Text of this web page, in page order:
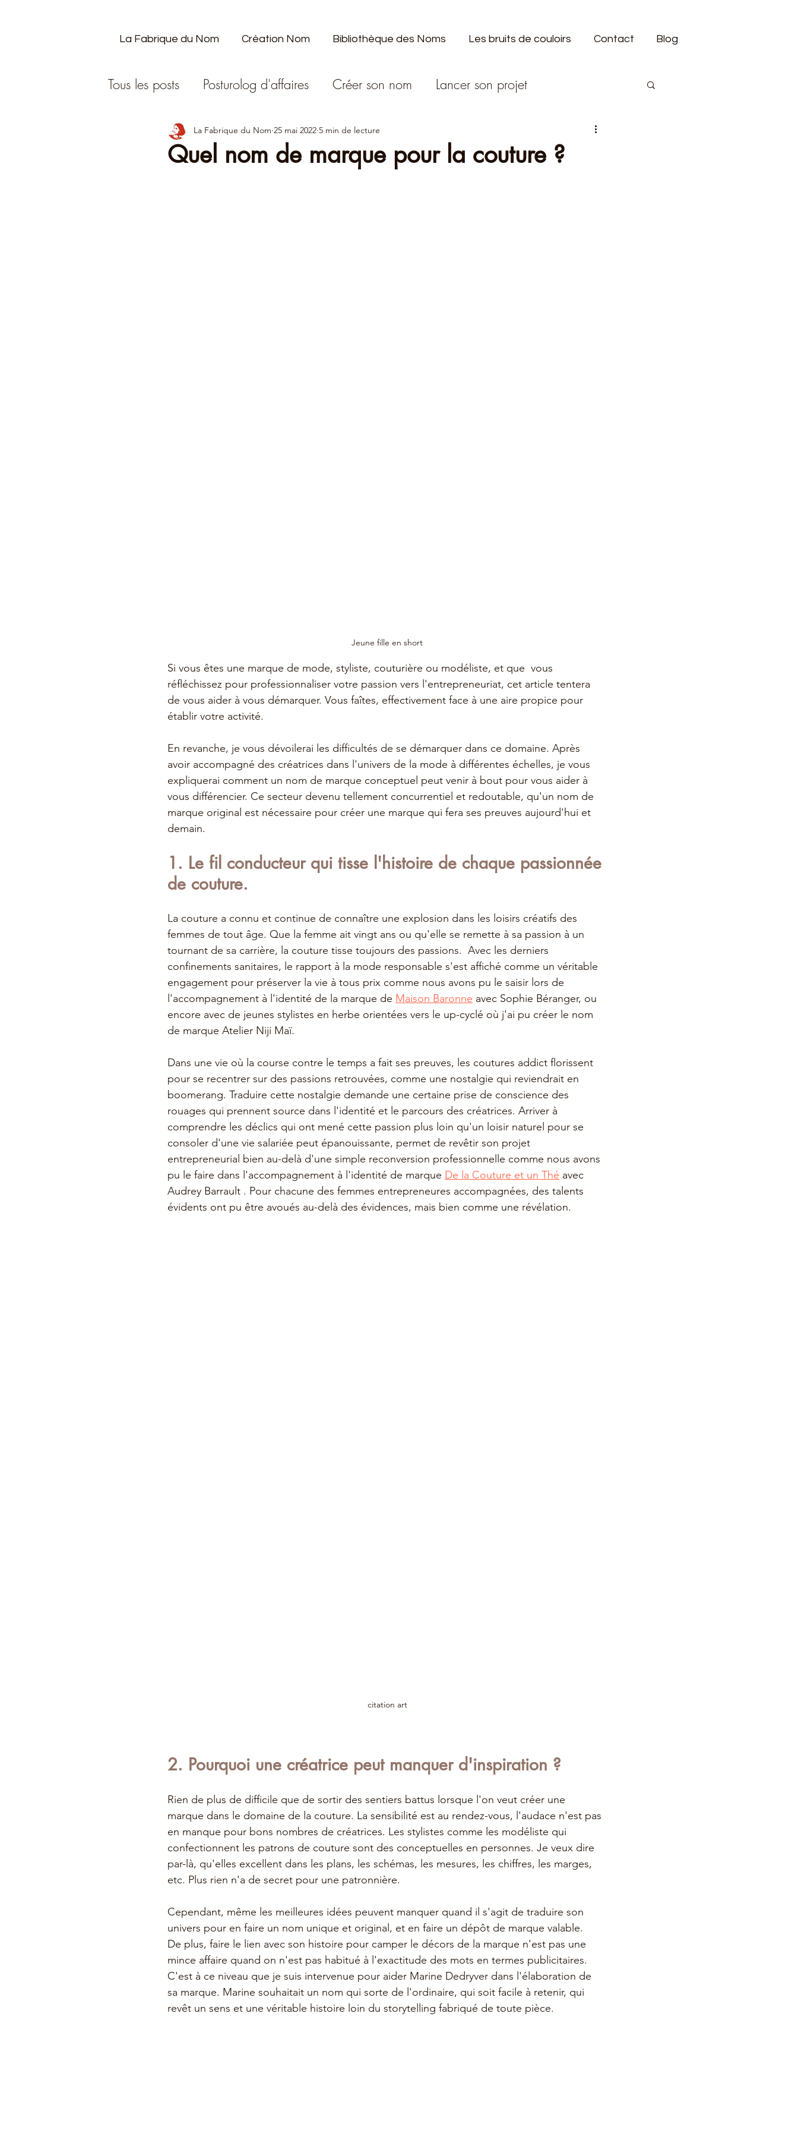
La Fabrique du Nom Création Nom Bibliothèque des Noms Les bruits de couloirs Contact Blog
Tous les posts Posturolog d'affaires Créer son nom Lancer son projet
Exprimer sa voix
Quel nom de marque pour la couture ?
La Fabrique du Nom 25 mai 2022 5 min de lecture
Jeune fille en short
Si vous êtes une marque de mode, styliste, couturière ou modéliste, et que  vous
réfléchissez pour professionnaliser votre passion vers l'entrepreneuriat, cet article tentera
de vous aider à vous démarquer. Vous faîtes, effectivement face à une aire propice pour
établir votre activité.
En revanche, je vous dévoilerai les difficultés de se démarquer dans ce domaine. Après
avoir accompagné des créatrices dans l'univers de la mode à différentes échelles, je vous
expliquerai comment un nom de marque conceptuel peut venir à bout pour vous aider à
vous différencier. Ce secteur devenu tellement concurrentiel et redoutable, qu'un nom de
marque original est nécessaire pour créer une marque qui fera ses preuves aujourd'hui et
demain.
1. Le fil conducteur qui tisse l'histoire de chaque passionnée
de couture.
La couture a connu et continue de connaître une explosion dans les loisirs créatifs des
femmes de tout âge. Que la femme ait vingt ans ou qu'elle se remette à sa passion à un
tournant de sa carrière, la couture tisse toujours des passions.  Avec les derniers
confinements sanitaires, le rapport à la mode responsable s'est affiché comme un véritable
engagement pour préserver la vie à tous prix comme nous avons pu le saisir lors de
l'accompagnement à l'identité de la marque de Maison Baronne avec Sophie Béranger, ou
encore avec de jeunes stylistes en herbe orientées vers le up-cyclé où j'ai pu créer le nom
de marque Atelier Niji Maï.
Dans une vie où la course contre le temps a fait ses preuves, les coutures addict florissent
pour se recentrer sur des passions retrouvées, comme une nostalgie qui reviendrait en
boomerang. Traduire cette nostalgie demande une certaine prise de conscience des
rouages qui prennent source dans l'identité et le parcours des créatrices. Arriver à
comprendre les déclics qui ont mené cette passion plus loin qu'un loisir naturel pour se
consoler d'une vie salariée peut épanouissante, permet de revêtir son projet
entrepreneurial bien au-delà d'une simple reconversion professionnelle comme nous avons
pu le faire dans l'accompagnement à l'identité de marque De la Couture et un Thé avec
Audrey Barrault . Pour chacune des femmes entrepreneures accompagnées, des talents
évidents ont pu être avoués au-delà des évidences, mais bien comme une révélation.
citation art
2. Pourquoi une créatrice peut manquer d'inspiration ?
Rien de plus de difficile que de sortir des sentiers battus lorsque l'on veut créer une
marque dans le domaine de la couture. La sensibilité est au rendez-vous, l'audace n'est pas
en manque pour bons nombres de créatrices. Les stylistes comme les modéliste qui
confectionnent les patrons de couture sont des conceptuelles en personnes. Je veux dire
par-là, qu'elles excellent dans les plans, les schémas, les mesures, les chiffres, les marges,
etc. Plus rien n'a de secret pour une patronnière.
Cependant, même les meilleures idées peuvent manquer quand il s'agit de traduire son
univers pour en faire un nom unique et original, et en faire un dépôt de marque valable.
De plus, faire le lien avec son histoire pour camper le décors de la marque n'est pas une
mince affaire quand on n'est pas habitué à l'exactitude des mots en termes publicitaires.
C'est à ce niveau que je suis intervenue pour aider Marine Dedryver dans l'élaboration de
sa marque. Marine souhaitait un nom qui sorte de l'ordinaire, qui soit facile à retenir, qui
revêt un sens et une véritable histoire loin du storytelling fabriqué de toute pièce.